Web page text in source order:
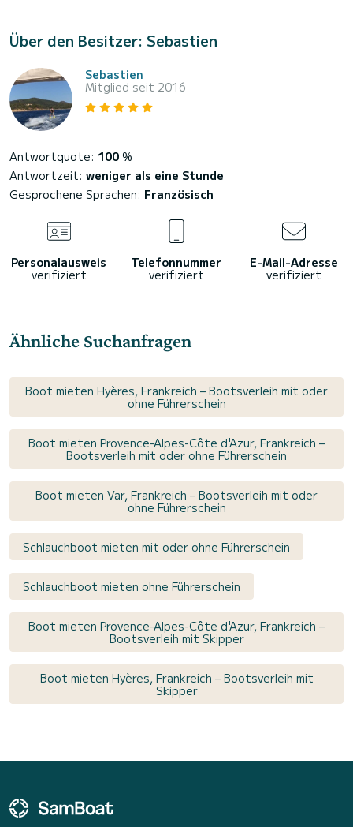
Über den Besitzer: Sebastien
Sebastien
Mitglied seit 2016
Antwortquote: 100 %
Antwortzeit: weniger als eine Stunde
Gesprochene Sprachen: Französisch
Personalausweis
verifiziert
Telefonnummer
verifiziert
E-Mail-Adresse
verifiziert
Ähnliche Suchanfragen
Boot mieten Hyères, Frankreich – Bootsverleih mit oder
ohne Führerschein
Boot mieten Provence-Alpes-Côte d'Azur, Frankreich –
Bootsverleih mit oder ohne Führerschein
Boot mieten Var, Frankreich – Bootsverleih mit oder
ohne Führerschein
Schlauchboot mieten mit oder ohne Führerschein
Schlauchboot mieten ohne Führerschein
Boot mieten Provence-Alpes-Côte d'Azur, Frankreich –
Bootsverleih mit Skipper
Boot mieten Hyères, Frankreich – Bootsverleih mit
Skipper